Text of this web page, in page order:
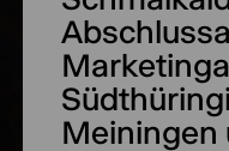
Meiningen